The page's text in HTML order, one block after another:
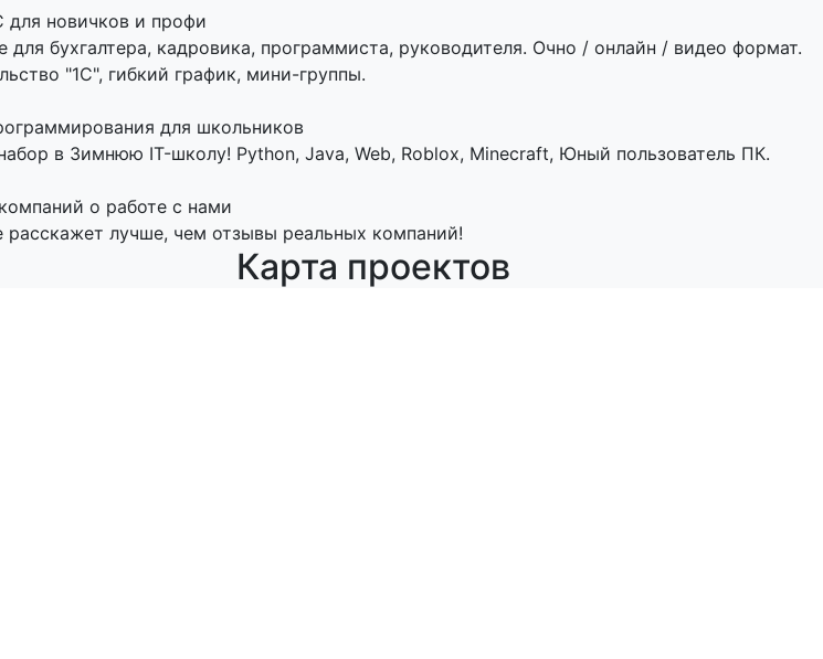
для новичков и профи
для бухгалтера, кадровика, программиста, руководителя. Очно / онлайн / видео формат.
"1С", гибкий график, мини-группы.
для школьников
в Зимнюю IT-школу! Python, Java, Web, Roblox, Minecraft, Юный пользователь ПК.
о работе с нами
расскажет лучше, чем отзывы реальных компаний!
Карта проектов